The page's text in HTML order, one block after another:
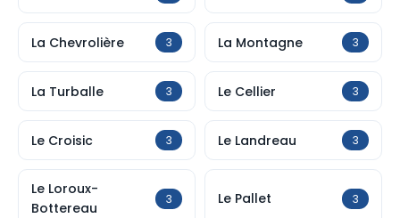
La Chevrolière 3 La Montagne 3
La Turballe 3 Le Cellier 3
Le Croisic 3 Le Landreau 3
Le Loroux-
Bottereau
3 Le Pallet 3